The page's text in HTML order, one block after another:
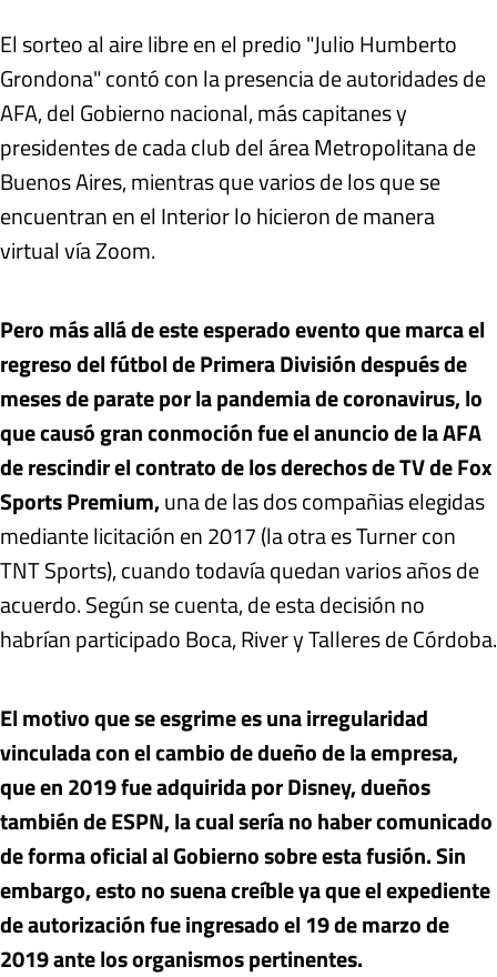
El sorteo al aire libre en el predio "Julio Humberto
Grondona" contó con la presencia de autoridades de
AFA, del Gobierno nacional, más capitanes y
presidentes de cada club del área Metropolitana de
Buenos Aires, mientras que varios de los que se
encuentran en el Interior lo hicieron de manera
virtual vía Zoom.
Pero más allá de este esperado evento que marca el
regreso del fútbol de Primera División después de
meses de parate por la pandemia de coronavirus, lo
que causó gran conmoción fue el anuncio de la AFA
de rescindir el contrato de los derechos de TV de Fox
Sports Premium,una de las dos compañias elegidas
mediante licitación en 2017 (la otra es Turner con
TNT Sports), cuando todavía quedan varios años de
acuerdo. Según se cuenta, de esta decisión no
habrían participado Boca, River y Talleres de Córdoba.
El motivo que se esgrime es una irregularidad
vinculada con el cambio de dueño de la empresa,
que en 2019 fue adquirida por Disney, dueños
también de ESPN, la cual sería no haber comunicado
de forma oficial al Gobierno sobre esta fusión. Sin
embargo, esto no suena creíble ya que el expediente
de autorización fue ingresado el 19 de marzo de
2019 ante los organismos pertinentes.